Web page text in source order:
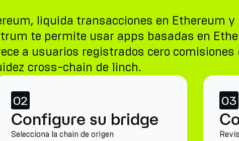
liquida transacciones en Ethereum
te permite usar apps basadas en
a usuarios registrados cero
cross-chain de 1inch.
02
Configure su bridge
Selecciona la chain de origen
03